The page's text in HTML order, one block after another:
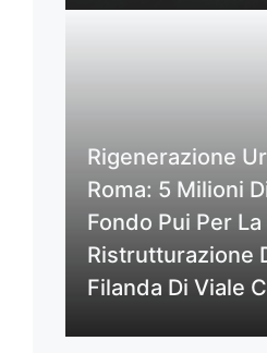
Rigenerazione
Roma: 5 Milioni
Fondo Pui Per La
Ristrutturazione
Filanda Di Viale